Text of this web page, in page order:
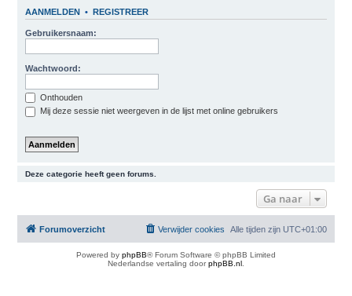
AANMELDEN • REGISTREER
Gebruikersnaam:
Wachtwoord:
Onthouden
Mij deze sessie niet weergeven in de lijst met online gebruikers
Deze categorie heeft geen forums.
Ga naar
Forumoverzicht Alle tijden zijn UTC+01:00
Verwijder cookies
Powered by phpBB® Forum Software © phpBB Limited
Nederlandse vertaling doorphpBB.nl